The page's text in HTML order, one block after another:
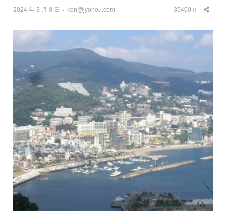
2024 年 3 月 8 日 ken@jyohou.com 35400